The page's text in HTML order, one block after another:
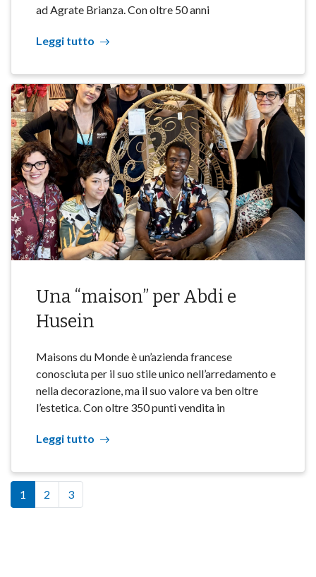
ad Agrate Brianza. Con oltre 50 anni
Leggi tutto
Una “maison” per Abdi e
Husein
Maisons du Monde è un’azienda francese
conosciuta per il suo stile unico nell’arredamento e
nella decorazione, ma il suo valore va ben oltre
l’estetica. Con oltre 350 punti vendita in
Leggi tutto
1 2 3